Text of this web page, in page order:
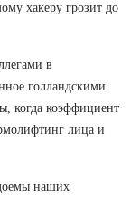
хакеру грозит до
в
голландскими
когда коэффициент
лица и
наших